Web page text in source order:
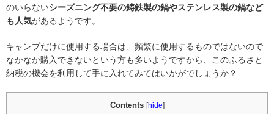
のいらないシーズニング不要の鋳鉄製の鍋やステンレス製の鍋など
も人気があるようです。
キャンプだけに使用する場合は、頻繁に使用するものではないので
なかなか購入できないという方も多いようですから、このふるさと
納税の機会を利用して手に入れてみてはいかがでしょうか？
Contents [hide]